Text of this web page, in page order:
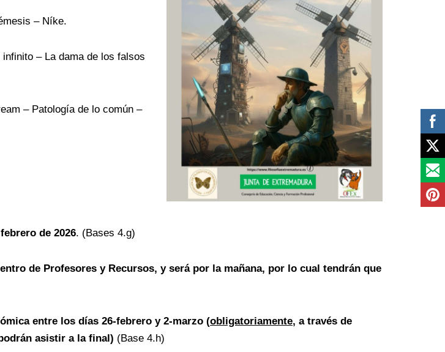
– Níke.
– La dama de los falsos
– Patología de lo común –
de 2026. (Bases 4.g)
de Profesores y Recursos, y será por la mañana, por lo cual tendrán que
entre los días 26-febrero y 2-marzo (obligatoriamente, a través de
asistir a la final) (Base 4.h)